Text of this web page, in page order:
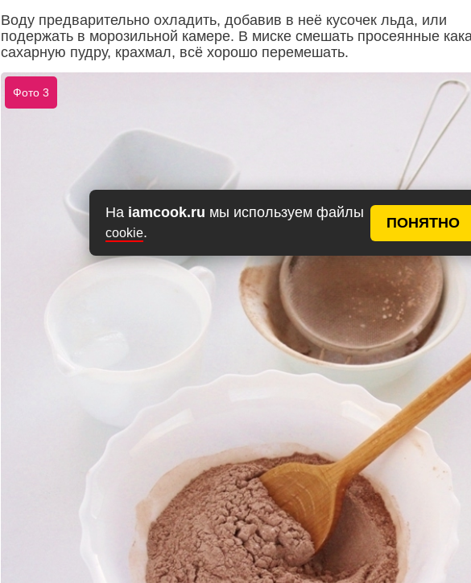
На iamcook.ru мы используем файлы
cookie.
ПОНЯТНО
Воду предварительно охладить, добавив в неё кусочек льда, или
подержать в морозильной камере. В миске смешать просеянные
сахарную пудру, крахмал, всё хорошо перемешать.
Фото 3